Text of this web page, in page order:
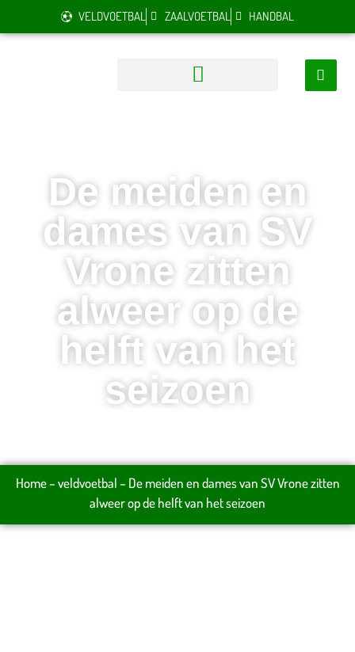
VELDVOETBAL ZAALVOETBAL HANDBAL
De meiden en
dames van SV
Vrone zitten
alweer op de
helft van het
seizoen
Home–veldvoetbal– De meiden en dames van SV Vrone zitten
alweer op de helft van het seizoen